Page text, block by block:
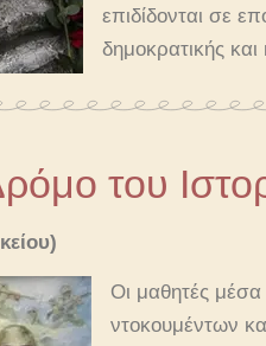
επιδίδονται σε
δημοκρατικής και
του
Οι μαθητές
ντοκουμέντων